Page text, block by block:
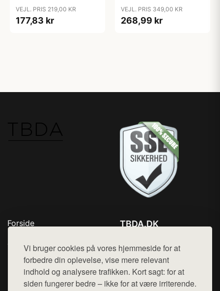
Vi bruger cookies på vores hjemmeside for at
forbedre din oplevelse, vise mere relevant
indhold og analysere trafikken. Kort sagt: for at
siden fungerer bedre – ikke for at være irriterende.
VEJL. PRIS 219,00 KR
177,83 kr
VEJL. PRIS 349,00 KR
268,99 kr
Forside
Top Rabatter
Kontakt
TBDA.DK
Mail: hej@want.dk
Cookie- og privatlivspolitik